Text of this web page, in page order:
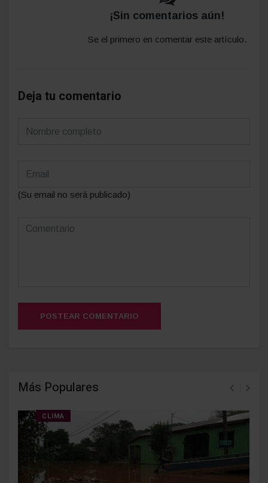
¡Sin comentarios aún!
Se el primero en comentar este artículo.
Deja tu comentario
(Su email no será publicado)
POSTEAR COMENTARIO
Más Populares
CLIMA